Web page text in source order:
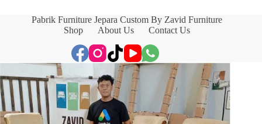
Pabrik Furniture Jepara Custom By Zavid Furniture
Shop
About Us Contact Us